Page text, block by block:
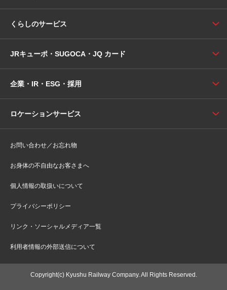
くらしのサービス
JRキューポ・SUGOCA・JQ カード
企業・IR・ESG・採用
ロケーションサービス
お問い合わせ／お忘れ物
お身体の不自由なお客さまへ
個人情報の取扱いについて
プライバシーポリシー
リンク・ソーシャルメディア一覧
利用者情報の外部送信について
Copyright(c) Kyushu Railway Company. All Rights Reserved.